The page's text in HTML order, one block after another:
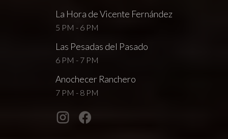
La Hora de Vicente Fernández
5 PM - 6 PM
Las Pesadas del Pasado
6 PM - 7 PM
Anochecer Ranchero
7 PM - 8 PM